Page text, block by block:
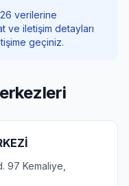
verilerine
ve iletişim detayları
geçiniz.
97 Kemaliye,